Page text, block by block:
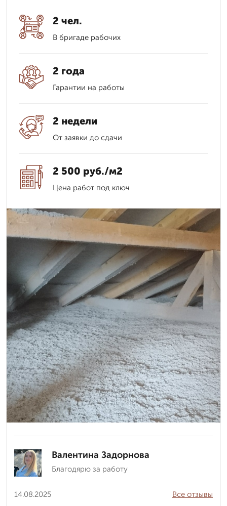
2 чел.
В бригаде рабочих
2 года
Гарантии на работы
2 недели
От заявки до сдачи
2 500 руб./м2
Цена работ под ключ
Валентина Задорнова
Благодярю за работу
14.08.2025
Все отзывы